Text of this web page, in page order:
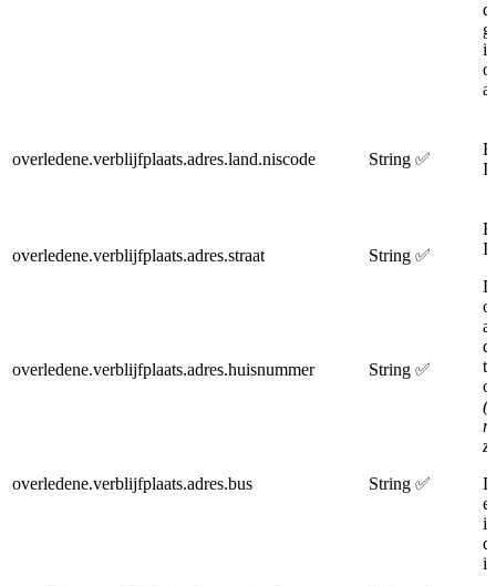
overledene.verblijfplaats.adres.land.niscode String ✅
overledene.verblijfplaats.adres.straat String ✅
overledene.verblijfplaats.adres.huisnummer String ✅
overledene.verblijfplaats.adres.bus String ✅